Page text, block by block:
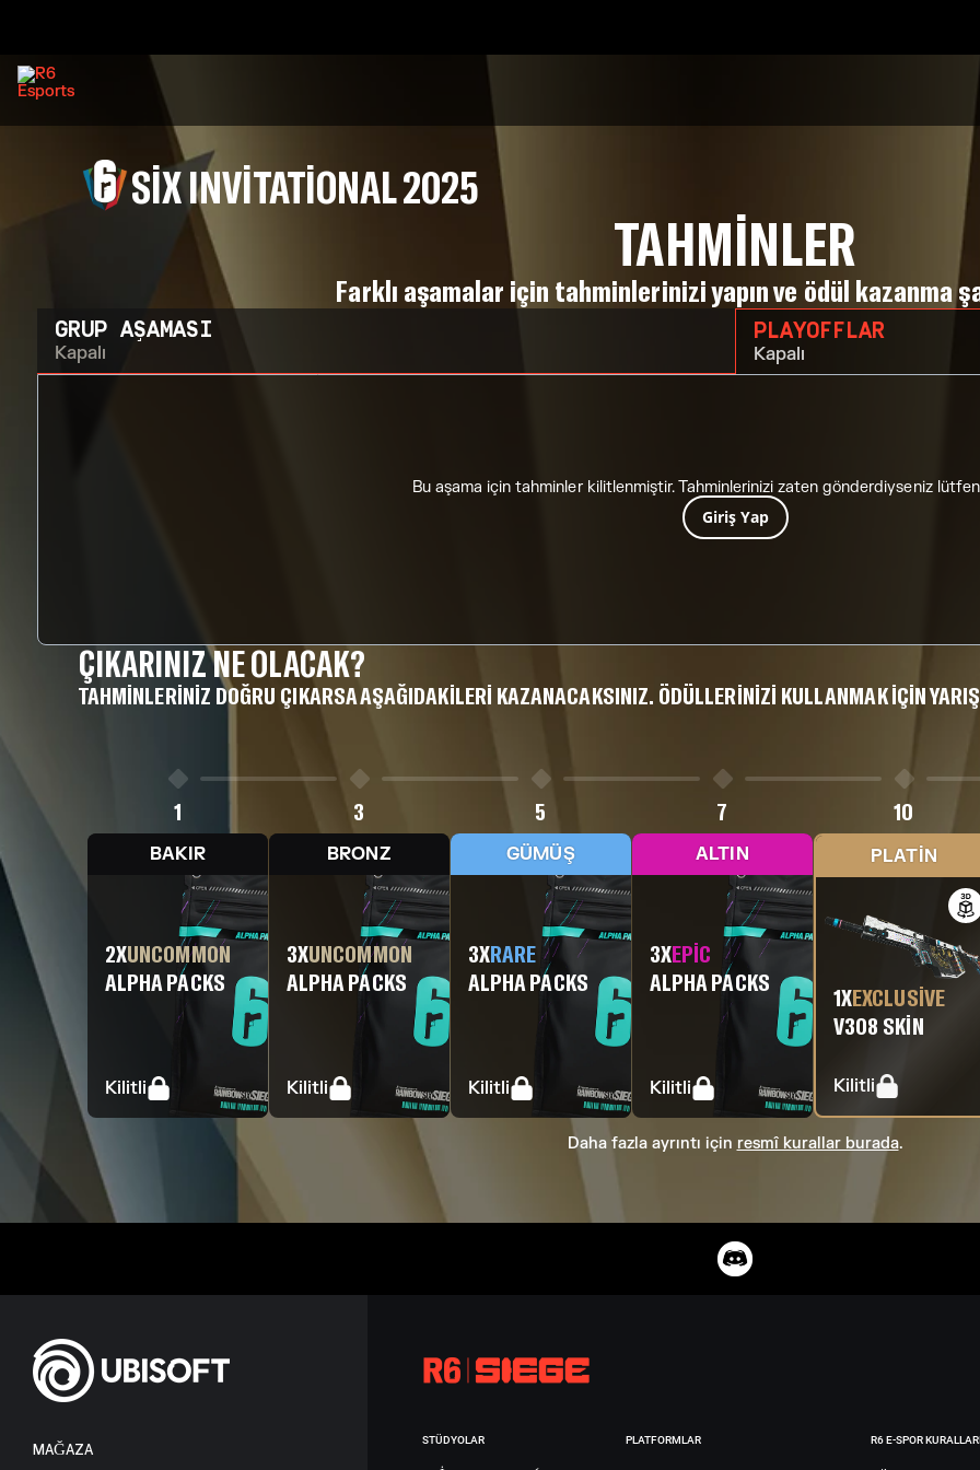
SIX INVITATIONAL 2025
TAHMINLER
Farklı aşamalar için tahminlerinizi yapın ve ödül kazanma
GRUP AŞAMASI
Kapalı
PLAYOFFLAR
Kapalı
Bu aşama için tahminler kilitlenmiştir. Tahminlerinizi zaten gönderdiyseniz
Giriş Yap
ÇIKARINIZ NE OLACAK?
TAHMINLERINIZ DOĞRU ÇIKARSA AŞAĞIDAKILERI KAZANACAKSINIZ. ÖDÜLLERINIZI KULLANMAK IÇIN
1
BAKIR
2XUNCOMMON
ALPHA PACKS
Kilitli
3
BRONZ
3XUNCOMMON
ALPHA PACKS
Kilitli
5
GÜMÜŞ
3XRARE
ALPHA PACKS
Kilitli
7
ALTIN
3XEPIC
ALPHA PACKS
Kilitli
10
PLATIN
1XEXCLUSIVE
V308 SKIN
Kilitli
Daha fazla ayrıntı için resmî kurallar burada.
MAĞAZA
STÜDYOLAR PLATFORMLAR R6 E-SPOR KURALLARI